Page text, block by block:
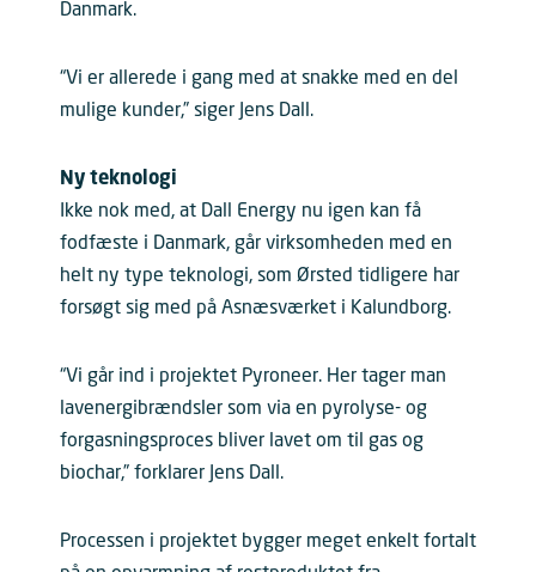
Danmark.
“Vi er allerede i gang med at snakke med en del
mulige kunder,” siger Jens Dall.
Ny teknologi
Ikke nok med, at Dall Energy nu igen kan få
fodfæste i Danmark, går virksomheden med en
helt ny type teknologi, som Ørsted tidligere har
forsøgt sig med på Asnæsværket i Kalundborg.
“Vi går ind i projektet Pyroneer. Her tager man
lavenergibrændsler som via en pyrolyse- og
forgasningsproces bliver lavet om til gas og
biochar,” forklarer Jens Dall.
Processen i projektet bygger meget enkelt fortalt